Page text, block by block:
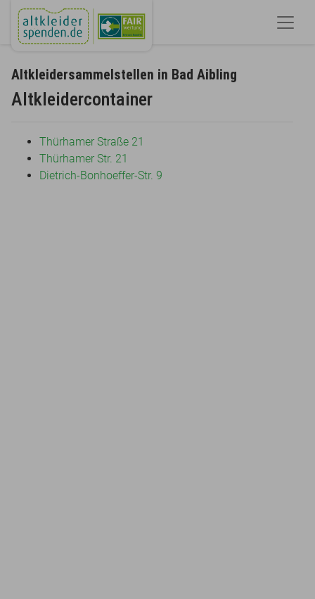
Altkleidersammelstellen in Bad Aibling
Altkleidercontainer
Thürhamer Straße 21
Thürhamer Str. 21
Dietrich-Bonhoeffer-Str. 9